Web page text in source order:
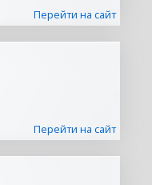
Перейти на сайт
Перейти на сайт